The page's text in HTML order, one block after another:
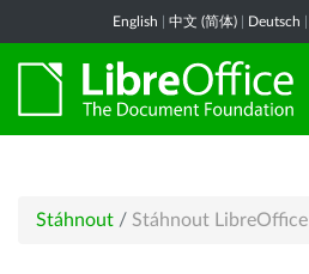
English 中文 (简体) Deutsch
Stáhnout / Stáhnout LibreOffice